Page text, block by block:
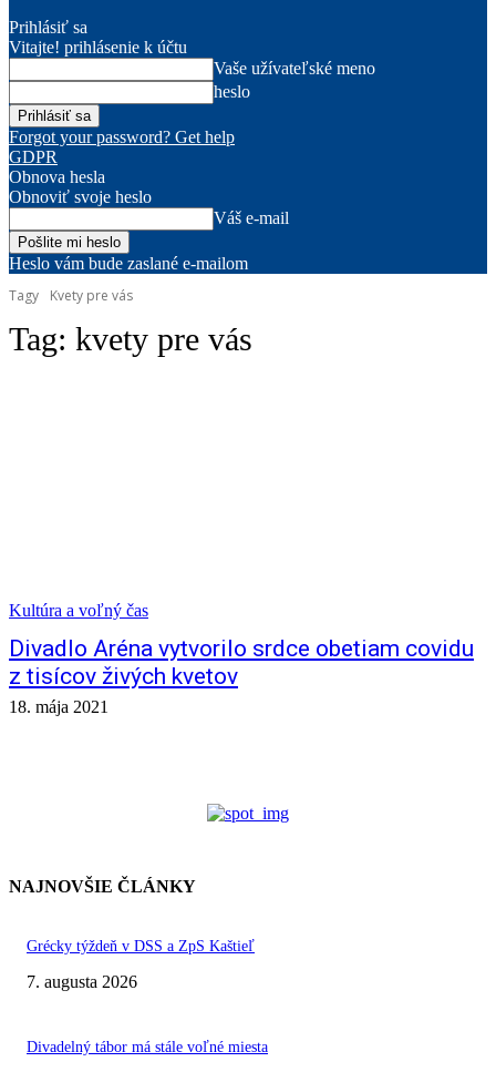
Prihlásiť sa
Vitajte! prihlásenie k účtu
Vaše užívateľské meno
heslo
Forgot your password? Get help
GDPR
Obnova hesla
Obnoviť svoje heslo
Váš e-mail
Heslo vám bude zaslané e-mailom
Tagy
Kvety pre vás
Tag: kvety pre vás
Kultúra a voľný čas
Divadlo Aréna vytvorilo srdce obetiam covidu
z tisícov živých kvetov
18. mája 2021
NAJNOVŠIE ČLÁNKY
Grécky týždeň v DSS a ZpS Kaštieľ
7. augusta 2026
Divadelný tábor má stále voľné miesta